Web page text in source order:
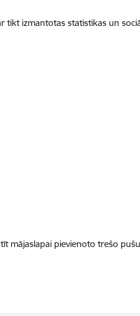
tikt izmantotas statistikas un
mājaslapai pievienoto trešo